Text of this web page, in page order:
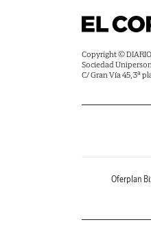
Copyright © DIARIO
Sociedad
C/ Gran Vía 45, 3ª
Oferplan